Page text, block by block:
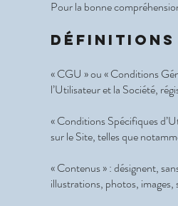
Pour la bonne
Définitions
« CGU » ou « Conditions
l’Utilisateur et la Société,
« Conditions Spécifiques
sur le Site, telles que
« Contenus » : désignent,
illustrations, photos,